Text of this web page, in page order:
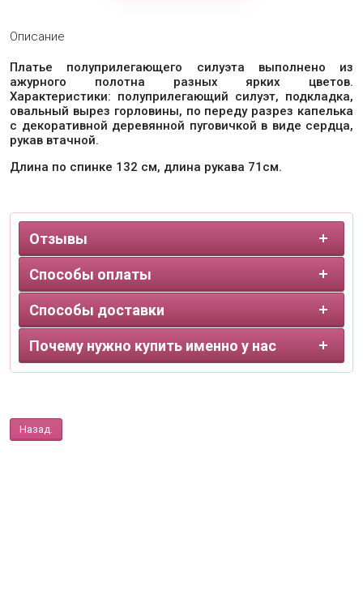
Описание
Платье полуприлегающего силуэта выполнено из
ажурного полотна разных ярких цветов.
Характеристики: полуприлегающий силуэт, подкладка,
овальный вырез горловины, по переду разрез капелька
с декоративной деревянной пуговичкой в виде сердца,
рукав втачной.
Длина по спинке 132 см, длина рукава 71см.
Отзывы
Способы оплаты
Способы доставки
Почему нужно купить именно у нас
Назад.